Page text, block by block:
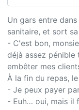
Un gars entre
sanitaire, et sort
- C'est bon,
déjà assez
embêter mes
À la fin du repas,
- Je peux payer
- Euh… oui, mais il